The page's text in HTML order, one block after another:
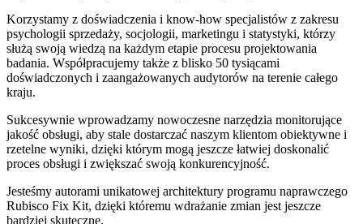
Korzystamy z doświadczenia i know-how specjalistów z zakresu
psychologii sprzedaży, socjologii, marketingu i statystyki, którzy
służą swoją wiedzą na każdym etapie procesu projektowania
badania. Współpracujemy także z blisko 50 tysiącami
doświadczonych i zaangażowanych audytorów na terenie całego
kraju.
Sukcesywnie wprowadzamy nowoczesne narzędzia monitorujące
jakość obsługi, aby stale dostarczać naszym klientom obiektywne i
rzetelne wyniki, dzięki którym mogą jeszcze łatwiej doskonalić
proces obsługi i zwiększać swoją konkurencyjność.
Jesteśmy autorami unikatowej architektury programu naprawczego
Rubisco Fix Kit, dzięki któremu wdrażanie zmian jest jeszcze
bardziej skuteczne.